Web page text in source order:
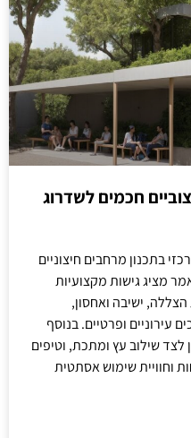
חכמים לשדרוג
בתכנון מרחבים חיצוניים
מציג גישות מקצועיות
ישיבה ואחסון,
עירוניים ופרטיים. בנוסף
לצד שילוב עץ ומתכת, וטיפים
וחוויית שימוש אסתטית